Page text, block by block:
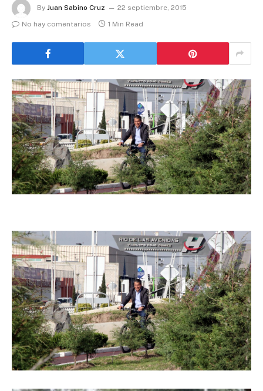
By Juan Sabino Cruz
22 septiembre, 2015
No hay comentarios
1 Min Read